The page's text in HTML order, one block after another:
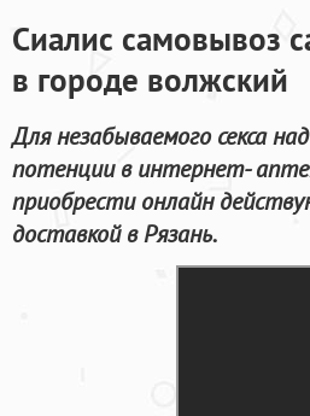
Сиалис самовывоз
в городе волжский
Для незабываемого секса
потенции в интернет-
приобрести онлайн
доставкой в Рязань.